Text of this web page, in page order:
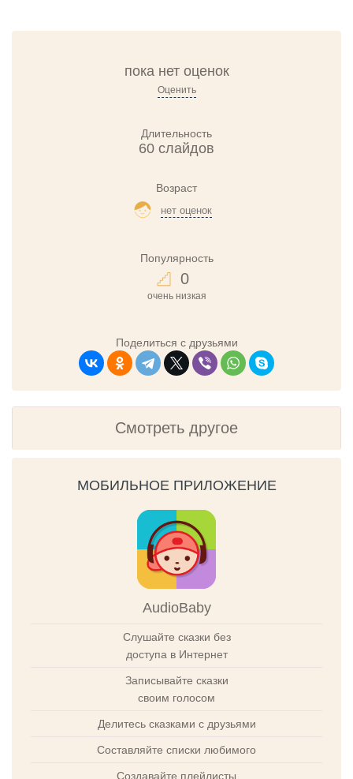
пока нет оценок
Оценить
Длительность
60 слайдов
Возраст
нет оценок
Популярность
0
очень низкая
Поделиться с друзьями
Смотреть другое
МОБИЛЬНОЕ ПРИЛОЖЕНИЕ
AudioBaby
Слушайте сказки без
доступа в Интернет
Записывайте сказки
своим голосом
Делитесь сказками с друзьями
Составляйте списки любимого
Создавайте плейлисты